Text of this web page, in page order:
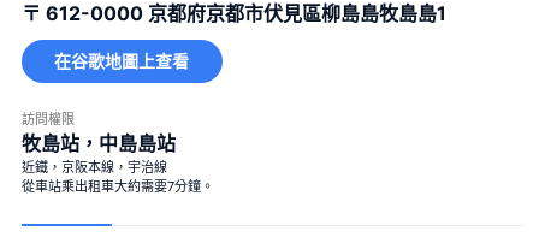
〒 612-0000 京都府京都市伏見區柳島島牧島島1
在谷歌地圖上查看
訪問權限
牧島站，中島島站
近鐵，京阪本線，宇治線
從車站乘出租車大約需要7分鐘。